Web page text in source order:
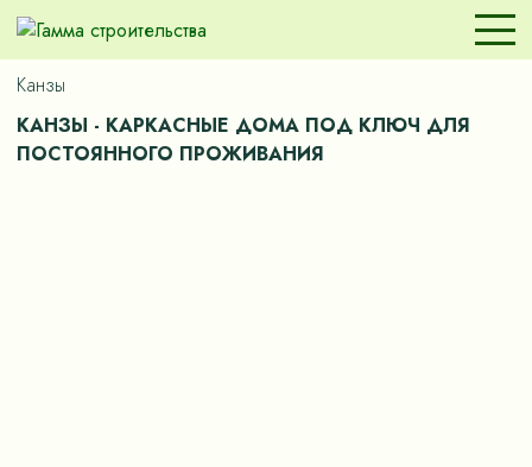
Канзы
КАНЗЫ - КАРКАСНЫЕ ДОМА ПОД КЛЮЧ ДЛЯ
ПОСТОЯННОГО ПРОЖИВАНИЯ